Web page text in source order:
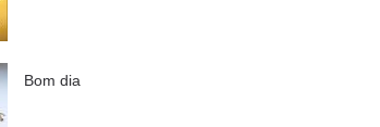
Bom dia